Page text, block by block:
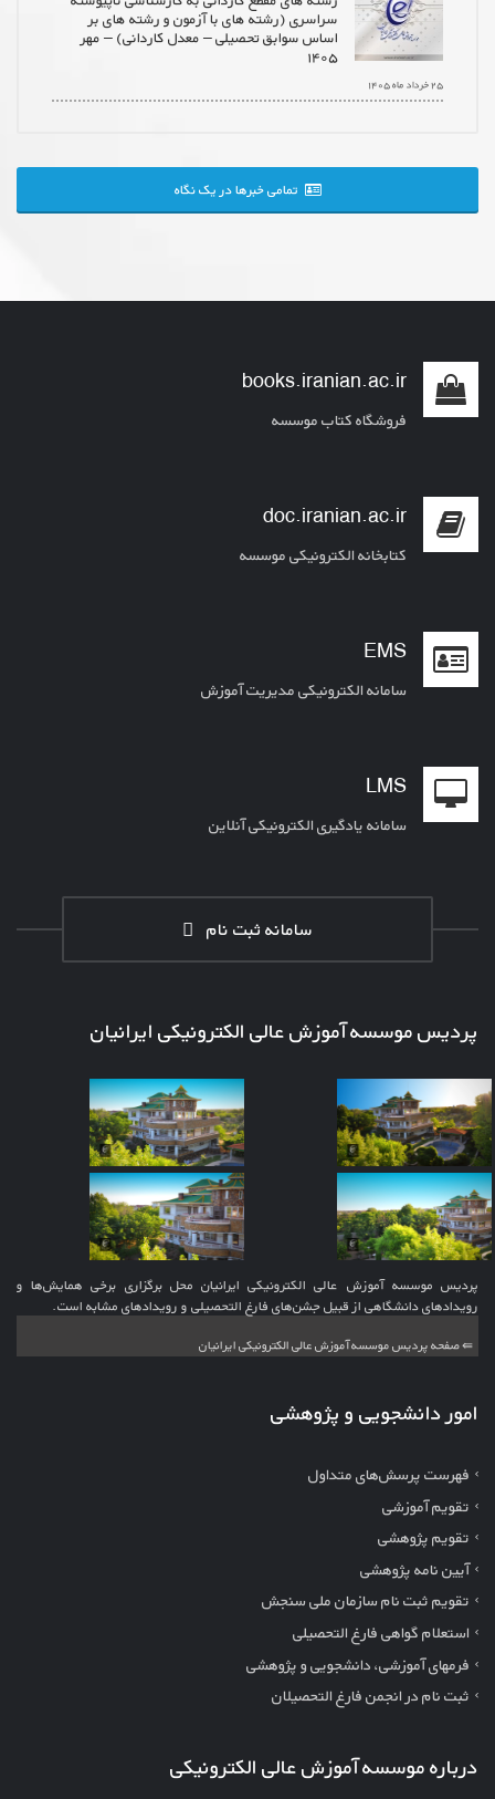
سراسری (رشته های با آزمون و رشته های بر
اساس سوابق تحصیلی – معدل کاردانی) – مهر
۱۴۰۵
۲۵ خرداد ماه ۱۴۰۵
تمامی خبرها در یک نگاه
books.iranian.ac.ir
فروشگاه کتاب موسسه
doc.iranian.ac.ir
کتابخانه الکترونیکی موسسه
EMS
سامانه الکترونیکی مدیریت آموزش
LMS
سامانه یادگیری الکترونیکی آنلاین
سامانه ثبت نام
پردیس موسسه آموزش عالی الکترونیکی ایرانیان
پردیس موسسه آموزش عالی الکترونیکی ایرانیان محل برگزاری برخی همایش‌ها و
رویدادهای دانشگاهی از قبیل جشن‌های فارغ التحصیلی و رویدادهای مشابه است.
⇚ صفحه پردیس موسسه آموزش عالی الکترونیکی ایرانیان
امور دانشجویی و پژوهشی
فهرست پرسش‌های متداول
تقویم آموزشی
تقویم پژوهشی
آیین نامه پژوهشی
تقویم ثبت نام سازمان ملی سنجش
استعلام گواهی فارغ التحصیلی
فرمهای آموزشی، دانشجویی و پژوهشی
ثبت نام در انجمن فارغ التحصیلان
درباره موسسه آموزش عالی الکترونیکی